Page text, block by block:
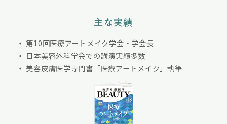
主な実績
第10回医療アートメイク学会・学会長
日本美容外科学会での講演実績多数
美容皮膚医学専門書「医療アートメイク」執筆